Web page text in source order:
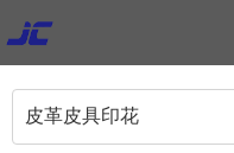
皮革皮具印花